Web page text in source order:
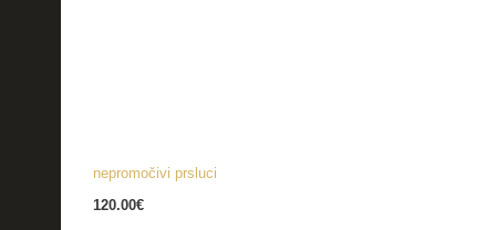
nepromočivi prsluci
120.00€